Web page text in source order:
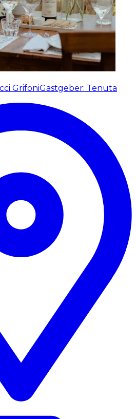
GrifoniGastgeber: Tenuta